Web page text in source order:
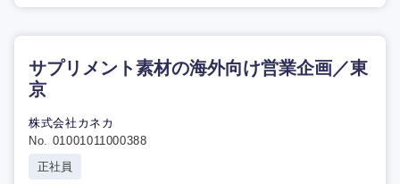
サプリメント素材の海外向け営業企画／東
京
株式会社カネカ
No. 01001011000388
正社員